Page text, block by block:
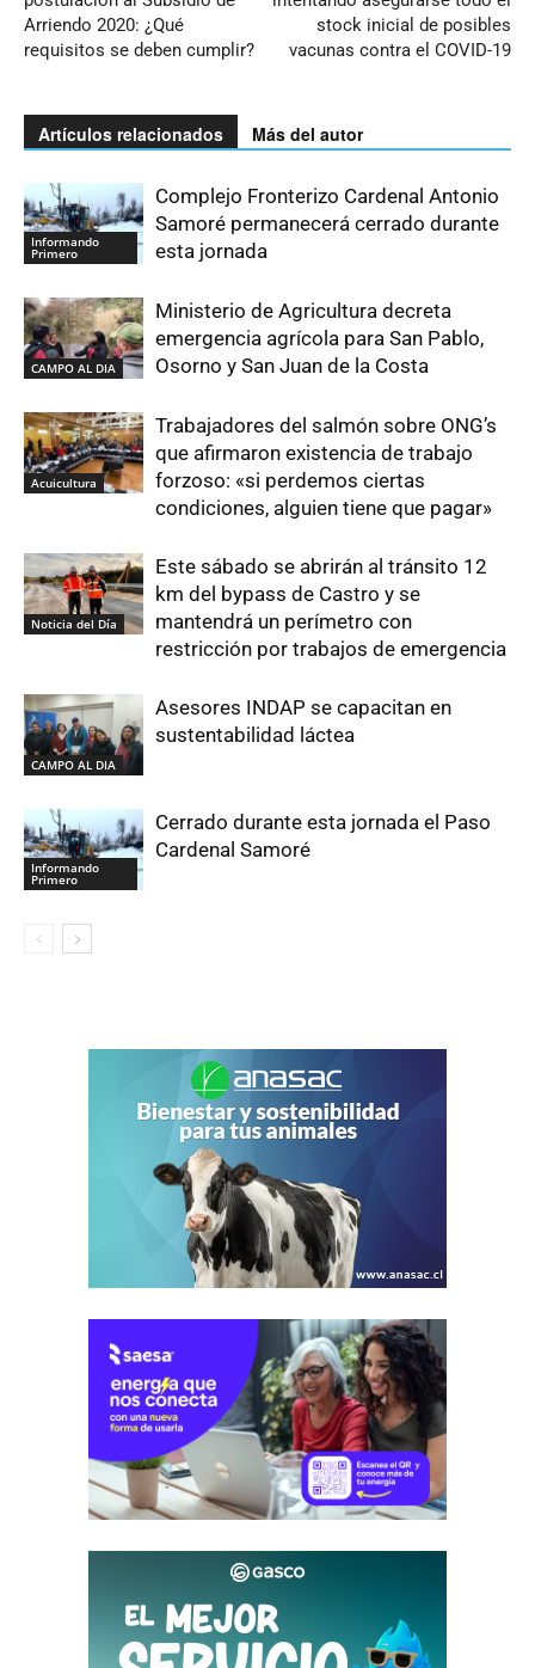
Arriendo 2020: ¿Qué
requisitos se deben cumplir?
stock inicial de posibles
vacunas contra el COVID-19
Artículos relacionados Más del autor
Informando
Primero
Complejo Fronterizo Cardenal Antonio
Samoré permanecerá cerrado durante
esta jornada
CAMPO AL DIA
Ministerio de Agricultura decreta
emergencia agrícola para San Pablo,
Osorno y San Juan de la Costa
Acuicultura
Trabajadores del salmón sobre ONG’s
que afirmaron existencia de trabajo
forzoso: «si perdemos ciertas
condiciones, alguien tiene que pagar»
Noticia del Día
Este sábado se abrirán al tránsito 12
km del bypass de Castro y se
mantendrá un perímetro con
restricción por trabajos de emergencia
CAMPO AL DIA
Asesores INDAP se capacitan en
sustentabilidad láctea
Informando
Primero
Cerrado durante esta jornada el Paso
Cardenal Samoré